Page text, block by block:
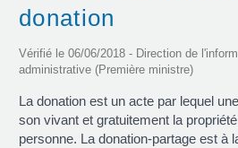
donation
Vérifié le 06/06/2018 - Direction de
administrative (Première ministre)
La donation est un acte par lequel
son vivant et gratuitement la
personne. La donation-partage est à